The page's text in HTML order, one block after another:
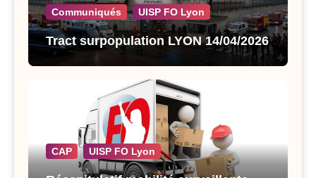
Communiqués UISP FO Lyon
Tract surpopulation LYON 14/04/2026
CAP UISP FO Lyon